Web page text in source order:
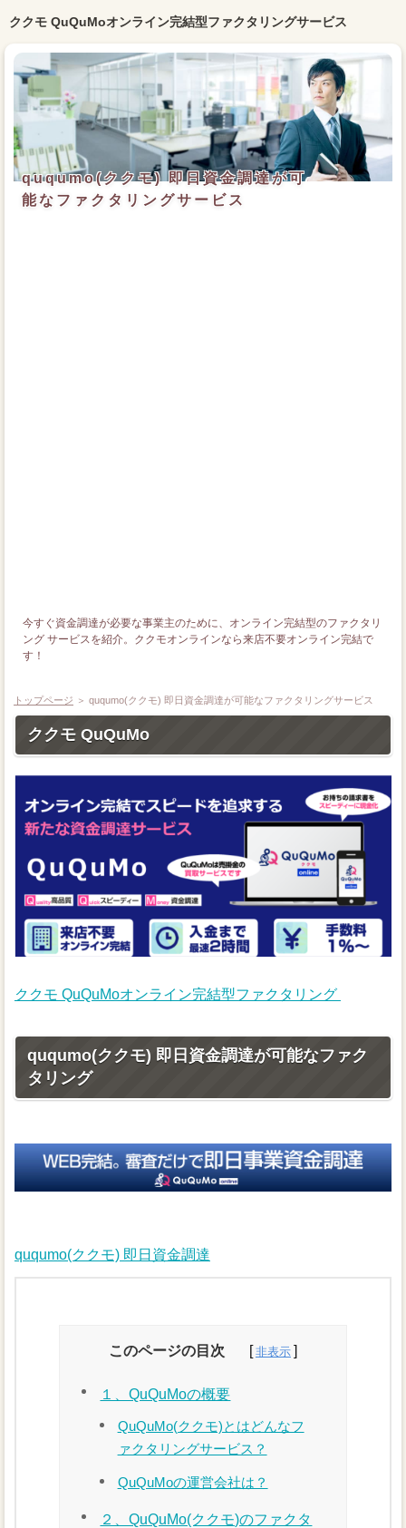
ククモ QuQuMoオンライン完結型ファクタリングサービス
ququmo(ククモ) 即日資金調達が可
能なファクタリングサービス
今すぐ資金調達が必要な事業主のために、オンライン完結型のファクタリ
ング サービスを紹介。ククモオンラインなら来店不要オンライン完結で
す！
トップページ ＞ ququmo(ククモ) 即日資金調達が可能なファクタリングサービス
ククモ QuQuMo
ククモ QuQuMoオンライン完結型ファクタリング
ququmo(ククモ) 即日資金調達が可能なファク
タリング
ququmo(ククモ) 即日資金調達
このページの目次
１、QuQuMoの概要
QuQuMo(ククモ)とはどんなフ
ァクタリングサービス？
QuQuMoの運営会社は？
２、QuQuMo(ククモ)のファクタ